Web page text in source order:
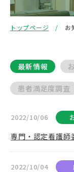
トップページ お
最新情報
患者満足度調査
2022/10/06
専門・認定看護
2022/10/04